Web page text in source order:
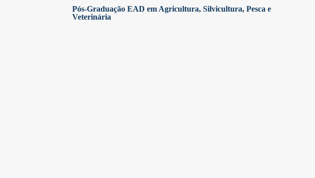
Pós-Graduação EAD em Agricultura, Silvicultura, Pesca e
Veterinária